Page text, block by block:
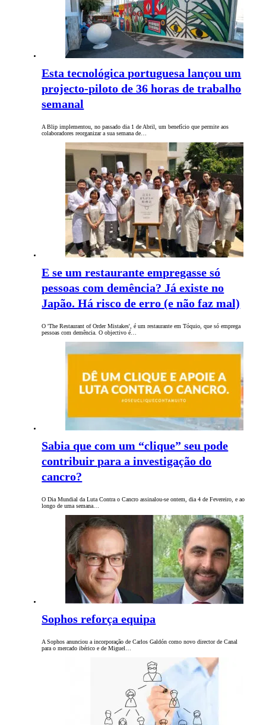
Esta tecnológica portuguesa lançou um
projecto-piloto de 36 horas de trabalho
semanal
A Blip implementou, no passado dia 1 de Abril, um benefício que permite aos
colaboradores reorganizar a sua semana de…
E se um restaurante empregasse só
pessoas com demência? Já existe no
Japão. Há risco de erro (e não faz mal)
O 'The Restaurant of Order Mistakes', é um restaurante em Tóquio, que só emprega
pessoas com demência. O objectivo é…
Sabia que com um “clique” seu pode
contribuir para a investigação do
cancro?
O Dia Mundial da Luta Contra o Cancro assinalou-se ontem, dia 4 de Fevereiro, e ao
longo de uma semana…
Sophos reforça equipa
A Sophos anunciou a incorporação de Carlos Galdón como novo director de Canal
para o mercado ibérico e de Miguel…